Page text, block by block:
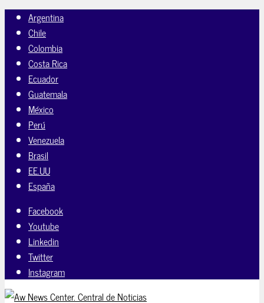
Argentina
Chile
Colombia
Costa Rica
Ecuador
Guatemala
México
Perú
Venezuela
Brasil
EE.UU
España
Facebook
Youtube
Linkedin
Twitter
Instagram